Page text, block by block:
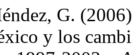
G.
y los